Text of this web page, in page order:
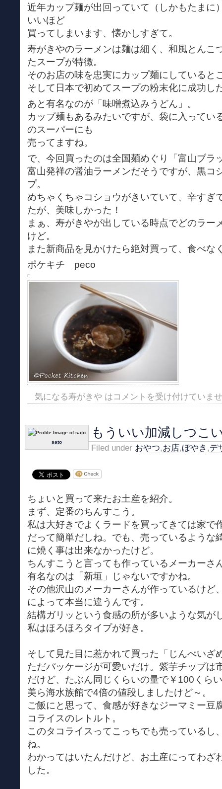
近年カップ麺が出回っていて（しかもたまに
いいほど
買ってしまいます、懐かしすぎて。
寿がきやのラーメンは麺は細く、和風とんこ
たスープが特徴。
そのお店の味を忠実にカップ麺にしていると
そして日本で初めてスープの粉末化に成功し
あと有名なのが「味噌煮込みうどん」。
カップ麺もあるみたいですが、袋に入ってい
のスーパーにも
売ってますね。
で、今回買ったのは全国麺めぐり「富山ブラ
富山発祥の醤油ラーメンだそうですが、黒コ
プ。
めちゃくちゃコショウがきいていて、辛すぎ
たが、美味しかった！
まぁ、寿がきやが出している時点でどのラー
けど。
また新商品を見かけたら絶対買って、食べな
ポケキチ peco
気になる寿がきや はコメントを受け付けていま
sato
もういい加減しつこ
Filed under おやつ,お店,ぼやき ,デ
ちょいと買って来たお土産を紹介。
まず、定番のちんすこう。
私は大好きでよくラードを買ってきては家で
だって簡単だしね。でも、売っているような
に焼く事は出来なかったけど。
ちんすこうと言っても作っているメーカーさ
有名なのは「新垣」じゃないですかね。
その他沢山のメーカーさんが作っているけど
によって本当に違うんです。
結構ガリッという食感の所が多いような気が
私はほろほろタイプが好き。
そして見た目に惹かれて買った「じんべいざ
ただパッケージが可愛いだけ。紫芋チップは
だけど、たぶん同じくらいの量で￥100くら
美ら海水族館で4倍の値段しましたけど～。
ご飯にと思って、食感が好きなジーマミー豆
コライスのレトルト。
このタコライスってこっちでも売っているし
ね。
わかってはいたんだけど、お土産にってわざ
した。